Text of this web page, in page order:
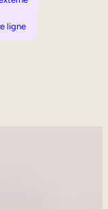
ligne